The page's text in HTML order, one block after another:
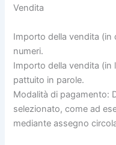
Vendita
Importo della vendita (in
numeri.
Importo della vendita (in
pattuito in parole.
Modalità di pagamento:
selezionato, come ad
mediante assegno